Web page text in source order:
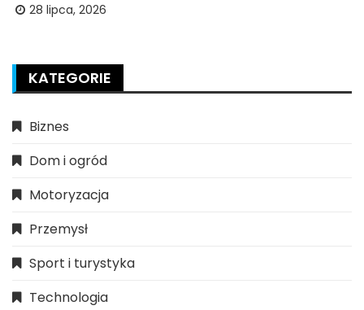
28 lipca, 2026
KATEGORIE
Biznes
Dom i ogród
Motoryzacja
Przemysł
Sport i turystyka
Technologia